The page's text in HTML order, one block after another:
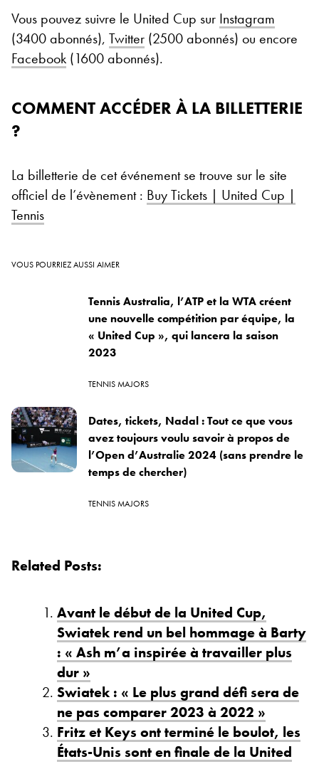
Vous pouvez suivre le United Cup sur Instagram
(3400 abonnés), Twitter (2500 abonnés) ou encore
Facebook (1600 abonnés).
COMMENT ACCÉDER À LA BILLETTERIE
?
La billetterie de cet événement se trouve sur le site
officiel de l’évènement : Buy Tickets | United Cup |
Tennis
VOUS POURRIEZ AUSSI AIMER
Tennis Australia, l’ATP et la WTA créent
une nouvelle compétition par équipe, la
« United Cup », qui lancera la saison
2023
TENNIS MAJORS
Dates, tickets, Nadal : Tout ce que vous
avez toujours voulu savoir à propos de
l’Open d’Australie 2024 (sans prendre le
temps de chercher)
TENNIS MAJORS
Related Posts:
Avant le début de la United Cup,
Swiatek rend un bel hommage à Barty
: « Ash m’a inspirée à travailler plus
dur »
Swiatek : « Le plus grand défi sera de
ne pas comparer 2023 à 2022 »
Fritz et Keys ont terminé le boulot, les
États-Unis sont en finale de la United